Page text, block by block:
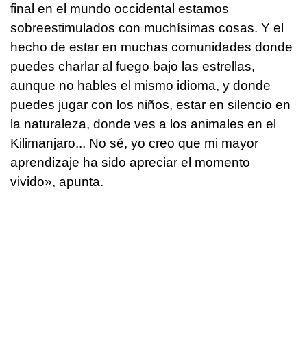
final en el mundo occidental estamos
sobreestimulados con muchísimas cosas. Y el
hecho de estar en muchas comunidades donde
puedes charlar al fuego bajo las estrellas,
aunque no hables el mismo idioma, y donde
puedes jugar con los niños, estar en silencio en
la naturaleza, donde ves a los animales en el
Kilimanjaro... No sé, yo creo que mi mayor
aprendizaje ha sido apreciar el momento
vivido», apunta.